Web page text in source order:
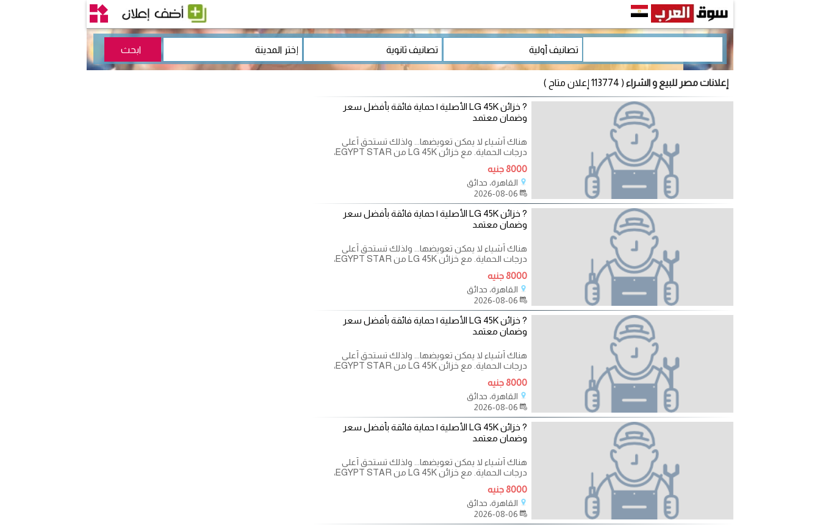
إعلانات مصر للبيع و الشراء ( 113774 إعلان متاح )
? خزائن LG 45K الأصلية | حماية فائقة بأفضل سعر
وضمان معتمد
هناك أشياء لا يمكن تعويضها... ولذلك تستحق أعلى
درجات الحماية. مع خزائن LG 45K من EGYPT STAR،
ستحصل على
8000 جنيه
القاهرة، حدائق
? خزائن LG 45K الأصلية | حماية فائقة بأفضل سعر
وضمان معتمد
هناك أشياء لا يمكن تعويضها... ولذلك تستحق أعلى
درجات الحماية. مع خزائن LG 45K من EGYPT STAR،
ستحصل على
8000 جنيه
القاهرة، حدائق
? خزائن LG 45K الأصلية | حماية فائقة بأفضل سعر
وضمان معتمد
هناك أشياء لا يمكن تعويضها... ولذلك تستحق أعلى
درجات الحماية. مع خزائن LG 45K من EGYPT STAR،
ستحصل على
8000 جنيه
القاهرة، حدائق
? خزائن LG 45K الأصلية | حماية فائقة بأفضل سعر
وضمان معتمد
هناك أشياء لا يمكن تعويضها... ولذلك تستحق أعلى
درجات الحماية. مع خزائن LG 45K من EGYPT STAR،
ستحصل على
8000 جنيه
القاهرة، حدائق